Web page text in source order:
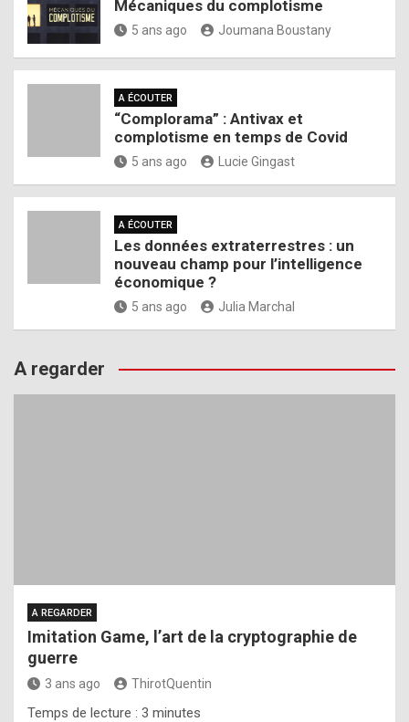
Mécaniques du complotisme
5 ans ago Joumana Boustany
A ÉCOUTER
“Complorama” : Antivax et
complotisme en temps de Covid
5 ans ago Lucie Gingast
A ÉCOUTER
Les données extraterrestres : un
nouveau champ pour l’intelligence
économique ?
5 ans ago Julia Marchal
A regarder
A REGARDER
Imitation Game, l’art de la cryptographie de
guerre
3 ans ago ThirotQuentin
Temps de lecture : 3 minutes